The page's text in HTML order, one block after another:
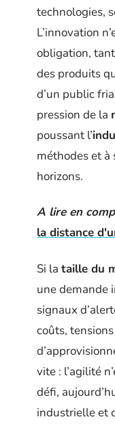
technologies,
L’innovation
obligation,
des produits
d’un public
pression de la
poussant l’
méthodes et à
horizons.
A lire en
la distance
Si la taille du
une demande
signaux
coûts,
vite : l’agilité
défi,
industrielle et